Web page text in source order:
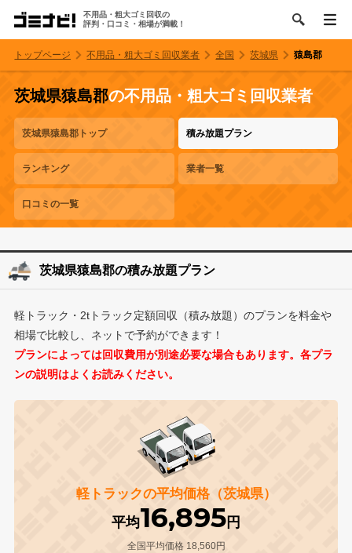
不用品・粗大ゴミ回収の
評判・口コミ・相場が満載！
トップページ 不用品・粗大ゴミ回収業者 全国 茨城県 猿島郡
茨城県猿島郡の不用品・粗大ゴミ回収業者
茨城県猿島郡トップ 積み放題プラン
ランキング 業者一覧
口コミの一覧
茨城県猿島郡の積み放題プラン
軽トラック・2tトラック定額回収（積み放題）のプランを料金や
相場で比較し、ネットで予約ができます！
プランによっては回収費用が別途必要な場合もあります。各プラ
ンの説明はよくお読みください。
軽トラックの平均価格（茨城県）
平均16,895 円
全国平均価格 18,560円